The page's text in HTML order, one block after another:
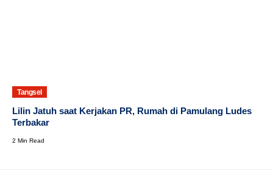
Tangsel
Lilin Jatuh saat Kerjakan PR, Rumah di Pamulang Ludes
Terbakar
2 Min Read